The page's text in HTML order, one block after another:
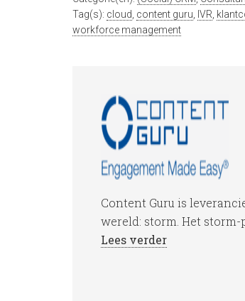
Tag(s): cloud content guru IVR
workforce management
Content Guru is
wereld: storm. Het
Lees verder